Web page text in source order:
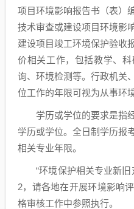
项目环境影响报告书（表）
技术审查或建设项目环境影
建设项目竣工环境保护验收
价相关工作，包括教学、
询、环境检测等。行政机关
位工作的年限可视为从事环
学历或学位的要求是指经
学历或学位。全日制学历报
相关专业年限。
“环境保护相关专业新旧
2，请各地在开展环境影响
格审核工作中参照执行。